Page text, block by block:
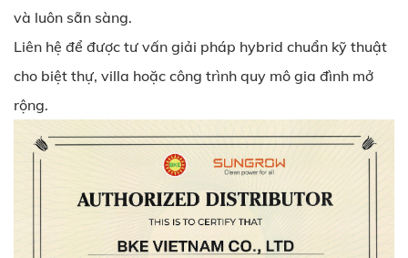
và luôn sẵn sàng.
Liên hệ để được tư vấn giải pháp hybrid chuẩn kỹ thuật
cho biệt thự, villa hoặc công trình quy mô gia đình mở
rộng.